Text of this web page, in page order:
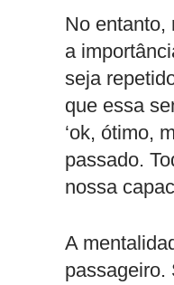
No entanto,
a
seja
que essa
‘ok, ótimo,
passado.
nossa
A
passageiro.